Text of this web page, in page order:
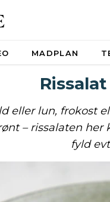
MADPLAN
eller lun, frokost
– rissalaten her
fyld